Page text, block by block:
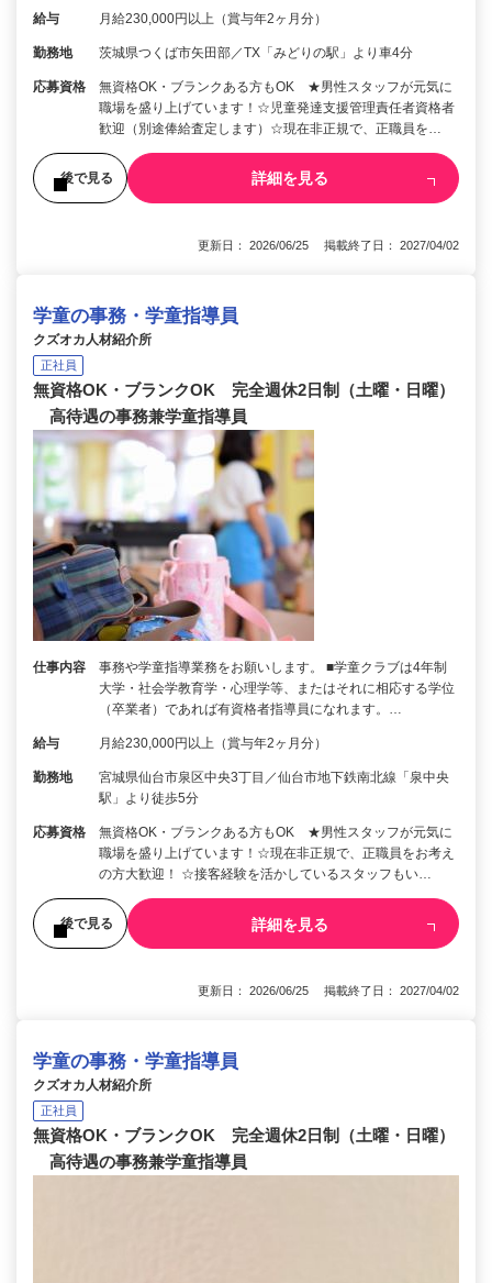
給与 月給230,000円以上（賞与年2ヶ月分）
勤務地 茨城県つくば市矢田部／TX「みどりの駅」より車4分
応募資格
無資格OK・ブランクある方もOK ★男性スタッフが元気に
職場を盛り上げています！☆児童発達支援管理責任者資格者
歓迎（別途俸給査定します）☆現在非正規で、正職員を…
後で見る 詳細を見る
更新日： 2026/06/25 掲載終了日： 2027/04/02
学童の事務・学童指導員
クズオカ人材紹介所
正社員
無資格OK・ブランクOK 完全週休2日制（土曜・日曜）
高待遇の事務兼学童指導員
仕事内容
事務や学童指導業務をお願いします。 ■学童クラブは4年制
大学・社会学教育学・心理学等、またはそれに相応する学位
（卒業者）であれば有資格者指導員になれます。…
給与 月給230,000円以上（賞与年2ヶ月分）
勤務地
宮城県仙台市泉区中央3丁目／仙台市地下鉄南北線「泉中央
駅」より徒歩5分
応募資格
無資格OK・ブランクある方もOK ★男性スタッフが元気に
職場を盛り上げています！☆現在非正規で、正職員をお考え
の方大歓迎！ ☆接客経験を活かしているスタッフもい…
後で見る 詳細を見る
更新日： 2026/06/25 掲載終了日： 2027/04/02
学童の事務・学童指導員
クズオカ人材紹介所
正社員
無資格OK・ブランクOK 完全週休2日制（土曜・日曜）
高待遇の事務兼学童指導員